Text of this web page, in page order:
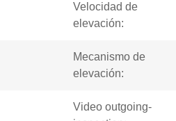
Velocidad de
elevación:
Mecanismo de
elevación:
Video outgoing-